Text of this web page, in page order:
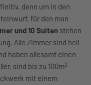
denn um in den
für den man
und 10 Suiten stehen
Alle Zimmer sind hell
haben allesamt einen
sind bis zu 100m2
mit einem